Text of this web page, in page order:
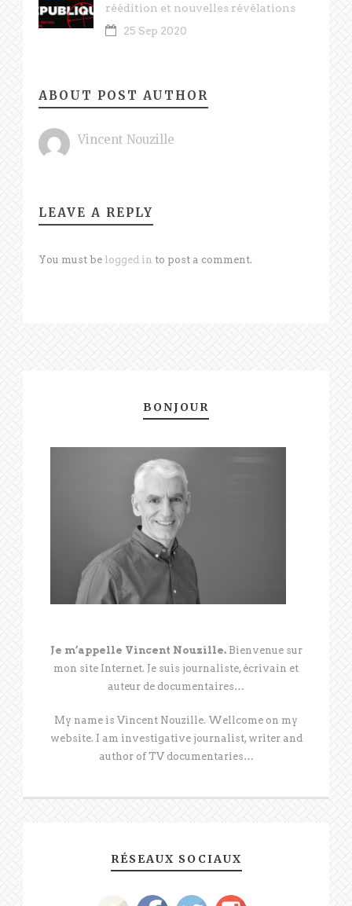
réédition et nouvelles révélations
25 Sep 2020
ABOUT POST AUTHOR
Vincent Nouzille
LEAVE A REPLY
You must be logged in to post a comment.
BONJOUR
Je m’appelle Vincent Nouzille.Bienvenue sur
mon site Internet. Je suis journaliste, écrivain et
auteur de documentaires…
My name is Vincent Nouzille. Wellcome on my
website. I am investigative journalist, writer and
author of TV documentaries…
RÉSEAUX SOCIAUX